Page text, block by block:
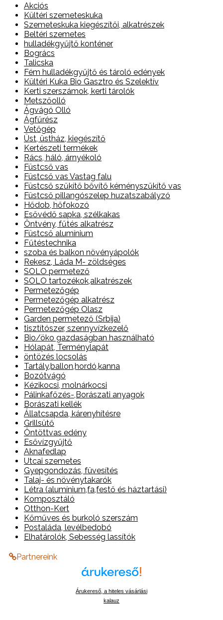
Akciós
Kültéri szemeteskuka
Szemeteskuka kiegészítői, alkatrészek
Beltéri szemetes
hulladékgyűjtő konténer
Bogrács
Talicska
Fém hulladékgyűjtő és tároló edények
Kültéri Kuka Bio Gasztro és Szelektív
Kerti szerszámok, kerti tárolók
Metszőolló
Ágvágó Olló
Ágfűrész
Vetőgép
Üst, üstház, kiegészítő
Kertészeti termékek
Rács, háló, árnyékoló
Füstcső vas
Füstcső vas Vastag falu
Füstcső szűkítő bővítő kéményszűkítő vas
Füstcső pillangószelep huzatszabályzó
Hődob, hőfokozó
Esővédő sapka, szélkakas
Öntvény, fűtés alkatrész
Füstcső alumínium
Fűtéstechnika
szoba és balkon növényápolók
Rekesz, Láda M- zöldséges
SOLO permetező
SOLO tartozékok,alkatrészek
Permetezőgép
Permetezőgép alkatrész
Permetezőgép Olasz
Garden permetező (Srbija)
tisztítószer, szennyvízkezelő
Bio/öko gazdaságban használható
Hólapát, Terménylapát
öntözés locsolás
Tartály,ballon,hordó,kanna
Bozótvágó
Kézikocsi, molnárkocsi
Pálinkafőzés-,Borászati anyagok
Borászati kellék
Állatcsapda, kárenyhítésre
Grillsütő
Öntöttvas edény
Esővízgyűjtő
Aknafedlap
Utcai szemetes
Gyepgondozás, füvesítés
Talaj- és növénytakarók
Létra (alumínium,fa,festő és háztartási)
Komposztáló
Otthon-Kert
Kőműves és burkoló szerszám
Postaláda, levélbedobó
Elhatárolók, Sebesség lassítók
Partnereink
Árukereső, a hiteles vásárlási
kalauz